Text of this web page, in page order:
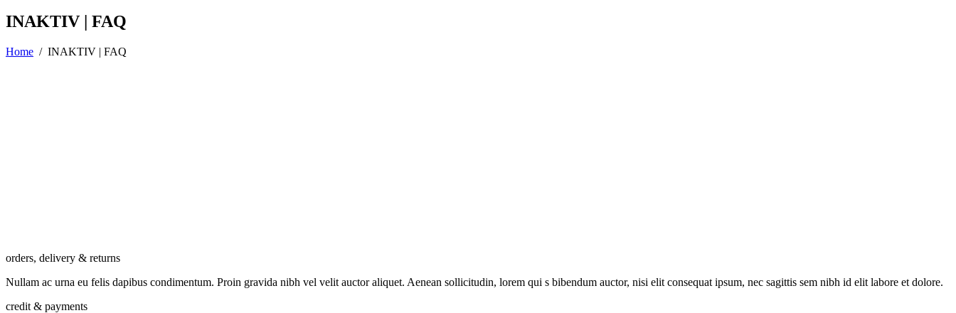
INAKTIV | FAQ
Home / INAKTIV | FAQ
orders, delivery & returns
Nullam ac urna eu felis dapibus condimentum. Proin gravida nibh vel velit auctor aliquet. Aenean sollicitudin, lorem qui s bibendum auctor, nisi elit consequat ipsum, nec sagittis sem nibh id elit labore et dolore.
credit & payments